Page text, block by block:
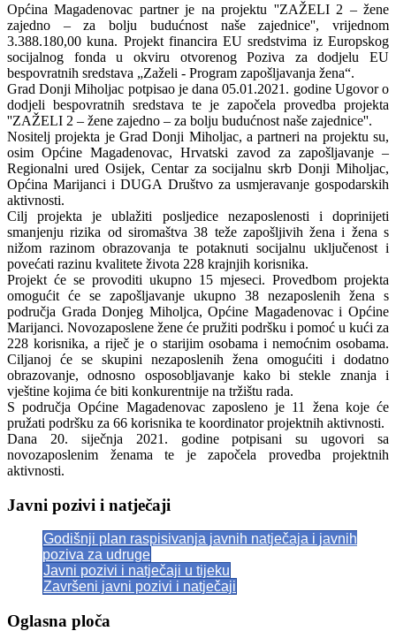
Općina Magadenovac partner je na projektu ''ZAŽELI 2 – žene
zajedno – za bolju budućnost naše zajednice'', vrijednom
3.388.180,00 kuna. Projekt financira EU sredstvima iz Europskog
socijalnog fonda u okviru otvorenog Poziva za dodjelu EU
bespovratnih sredstava „Zaželi - Program zapošljavanja žena“.
Grad Donji Miholjac potpisao je dana 05.01.2021. godine Ugovor o
dodjeli bespovratnih sredstava te je započela provedba projekta
''ZAŽELI 2 – žene zajedno – za bolju budućnost naše zajednice''.
Nositelj projekta je Grad Donji Miholjac, a partneri na projektu su,
osim Općine Magadenovac, Hrvatski zavod za zapošljavanje –
Regionalni ured Osijek, Centar za socijalnu skrb Donji Miholjac,
Općina Marijanci i DUGA Društvo za usmjeravanje gospodarskih
aktivnosti.
Cilj projekta je ublažiti posljedice nezaposlenosti i doprinijeti
smanjenju rizika od siromaštva 38 teže zapošljivih žena i žena s
nižom razinom obrazovanja te potaknuti socijalnu uključenost i
povećati razinu kvalitete života 228 krajnjih korisnika.
Projekt će se provoditi ukupno 15 mjeseci. Provedbom projekta
omogućit će se zapošljavanje ukupno 38 nezaposlenih žena s
područja Grada Donjeg Miholjca, Općine Magadenovac i Općine
Marijanci. Novozaposlene žene će pružiti podršku i pomoć u kući za
228 korisnika, a riječ je o starijim osobama i nemoćnim osobama.
Ciljanoj će se skupini nezaposlenih žena omogućiti i dodatno
obrazovanje, odnosno osposobljavanje kako bi stekle znanja i
vještine kojima će biti konkurentnije na tržištu rada.
S područja Općine Magadenovac zaposleno je 11 žena koje će
pružati podršku za 66 korisnika te koordinator projektnih aktivnosti.
Dana 20. siječnja 2021. godine potpisani su ugovori sa
novozaposlenim ženama te je započela provedba projektnih
aktivnosti.
Javni pozivi i natječaji
Godišnji plan raspisivanja javnih natječaja i javnih
poziva za udruge
Javni pozivi i natječaji u tijeku
Završeni javni pozivi i natječaji
Oglasna ploča